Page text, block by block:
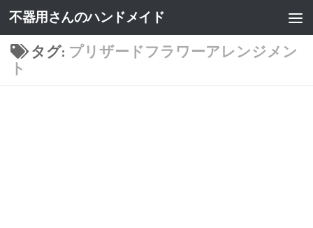
不器用さんのハンドメイド
タグ: プリザードフラワーアレンジメン
ト